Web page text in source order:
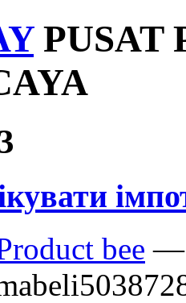
PUSAT
bee —